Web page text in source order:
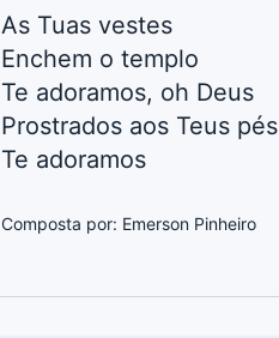
As Tuas vestes
Enchem o templo
Te adoramos, oh Deus
Prostrados aos Teus pés
Te adoramos
Composta por: Emerson Pinheiro